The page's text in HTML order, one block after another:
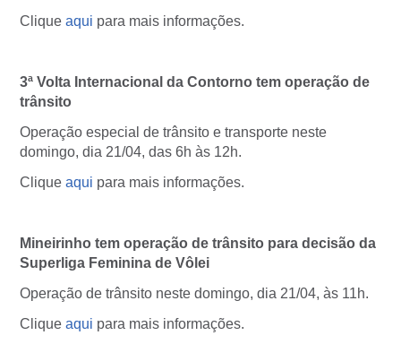
Clique aqui para mais informações.
3ª Volta Internacional da Contorno tem operação de
trânsito
Operação especial de trânsito e transporte neste
domingo, dia 21/04, das 6h às 12h.
Clique aqui para mais informações.
Mineirinho tem operação de trânsito para decisão da
Superliga Feminina de Vôlei
Operação de trânsito neste domingo, dia 21/04, às 11h.
Clique aqui para mais informações.